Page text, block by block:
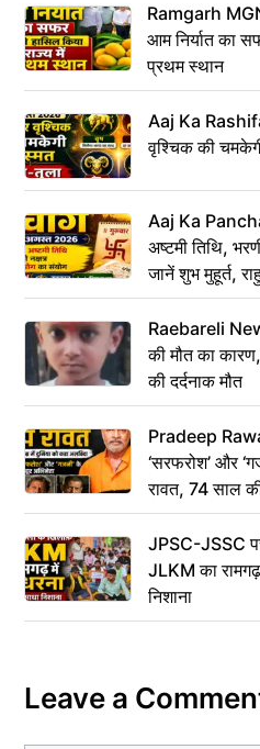
Ramgarh
आम निर्यात का
प्रथम स्थान
Aaj Ka
वृश्चिक की
Aaj Ka
अष्टमी तिथि,
जानें शुभ मुहूर्त,
Raebareli
की मौत का
की दर्दनाक मौत
Pradeep
‘सरफरोश’ और
रावत, 74 साल
JPSC-JSSC
JLKM का
निशाना
Leave a